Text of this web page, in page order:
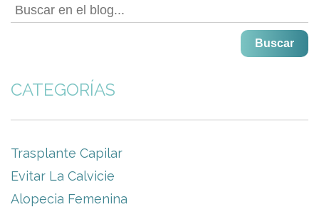
Buscar
CATEGORÍAS
Trasplante Capilar
Evitar La Calvicie
Alopecia Femenina